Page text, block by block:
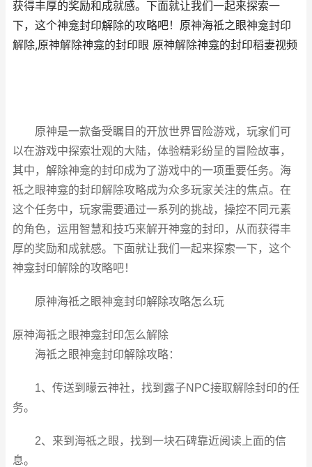
获得丰厚的奖励和成就感。下面就让我们一起来探索一
下，这个神龛封印解除的攻略吧！原神海祗之眼神龛封印
解除,原神解除神龛的封印眼 原神解除神龛的封印稻妻视频
原神是一款备受瞩目的开放世界冒险游戏，玩家们可
以在游戏中探索壮观的大陆，体验精彩纷呈的冒险故事，
其中，解除神龛的封印成为了游戏中的一项重要任务。海
祗之眼神龛的封印解除攻略成为众多玩家关注的焦点。在
这个任务中，玩家需要通过一系列的挑战，操控不同元素
的角色，运用智慧和技巧来解开神龛的封印，从而获得丰
厚的奖励和成就感。下面就让我们一起来探索一下，这个
神龛封印解除的攻略吧！
原神海祗之眼神龛封印解除攻略怎么玩
原神海祗之眼神龛封印怎么解除
海祗之眼神龛封印解除攻略：
1、传送到曚云神社，找到露子NPC接取解除封印的任
务。
2、来到海祗之眼，找到一块石碑靠近阅读上面的信
息。